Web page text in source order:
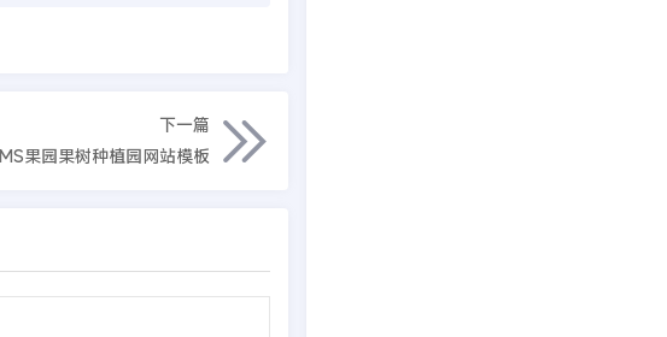
下一篇
果园果树种植园网站模板